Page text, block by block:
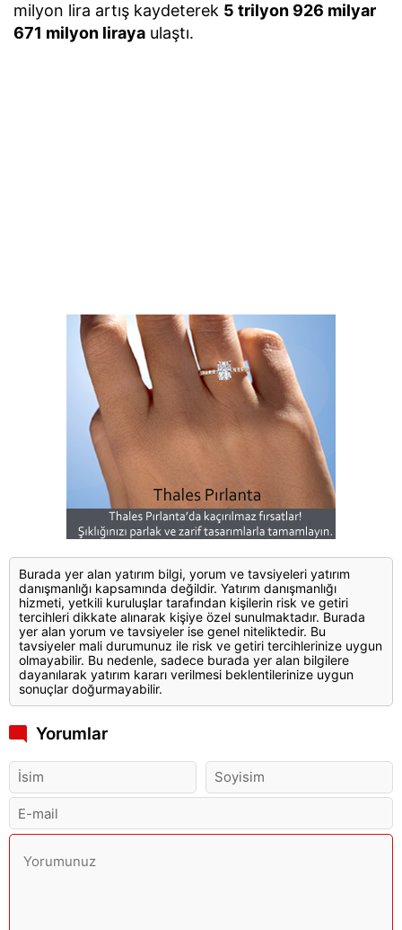
milyon lira artış kaydeterek 5 trilyon 926 milyar
671 milyon liraya ulaştı.
Burada yer alan yatırım bilgi, yorum ve tavsiyeleri yatırım
danışmanlığı kapsamında değildir. Yatırım danışmanlığı
hizmeti, yetkili kuruluşlar tarafından kişilerin risk ve getiri
tercihleri dikkate alınarak kişiye özel sunulmaktadır. Burada
yer alan yorum ve tavsiyeler ise genel niteliktedir. Bu
tavsiyeler mali durumunuz ile risk ve getiri tercihlerinize uygun
olmayabilir. Bu nedenle, sadece burada yer alan bilgilere
dayanılarak yatırım kararı verilmesi beklentilerinize uygun
sonuçlar doğurmayabilir.
Yorumlar